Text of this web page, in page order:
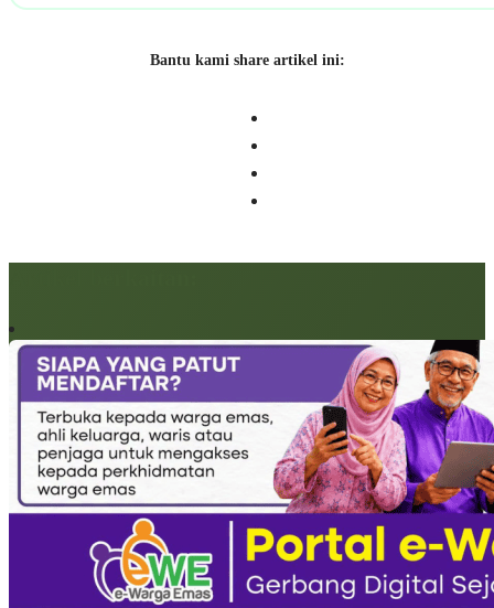
Bantu kami share artikel ini: